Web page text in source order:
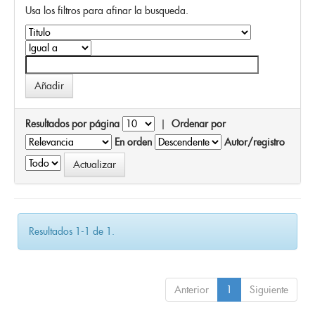
Usa los filtros para afinar la busqueda.
Resultados por página | Ordenar por
En orden
Autor/registro
Resultados 1-1 de 1.
Anterior 1 Siguiente